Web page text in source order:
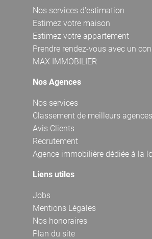
Nos services d'estimation
Estimez votre maison
Estimez votre appartement
Prendre rendez-vous avec un
MAX IMMOBILIER
Nos Agences
Nos services
Classement de meilleurs
Avis Clients
Recrutement
Agence immobilière dédiée à la
Liens utiles
Jobs
Mentions Légales
Nos honoraires
Plan du site